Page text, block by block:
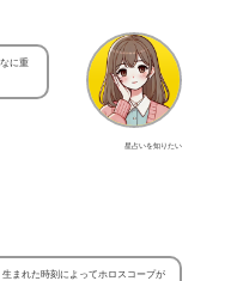
星占いを知りたい
に重
まれた時刻によってホロスコープが